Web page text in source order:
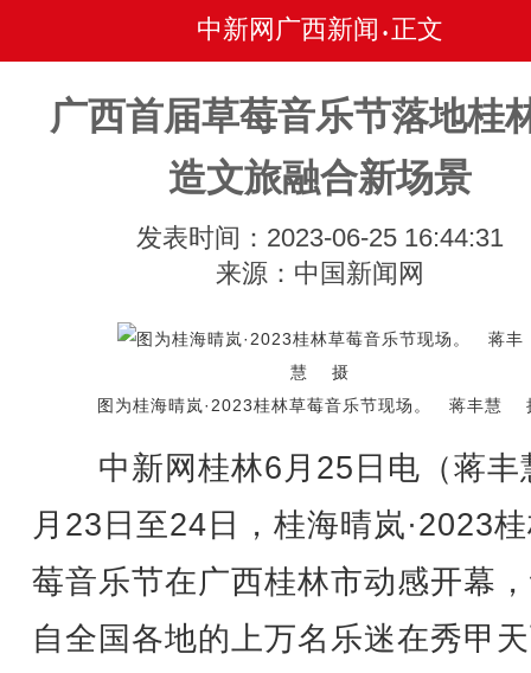
中新网广西新闻 • 正文
广西首届草莓音乐节落地桂
造文旅融合新场景
发表时间：2023-06-25 16:44:31
来源：中国新闻网
图为桂海晴岚·2023桂林草莓音乐节现场。 蒋丰慧
中新网桂林6月25日电（蒋丰
月23日至24日，桂海晴岚·2023
莓音乐节在广西桂林市动感开幕
自全国各地的上万名乐迷在秀甲